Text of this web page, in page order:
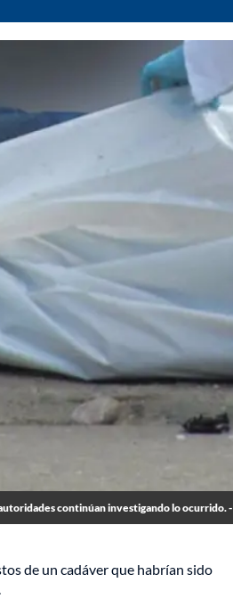
continúan investigando lo ocurrido. -
de un cadáver que habrían sido